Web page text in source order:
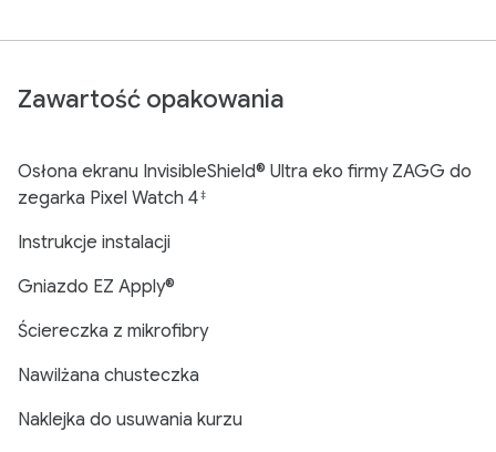
Zawartość opakowania
Osłona ekranu InvisibleShield® Ultra eko firmy ZAGG do
zegarka Pixel Watch 4‡
Instrukcje instalacji
Gniazdo EZ Apply®
Ściereczka z mikrofibry
Nawilżana chusteczka
Naklejka do usuwania kurzu